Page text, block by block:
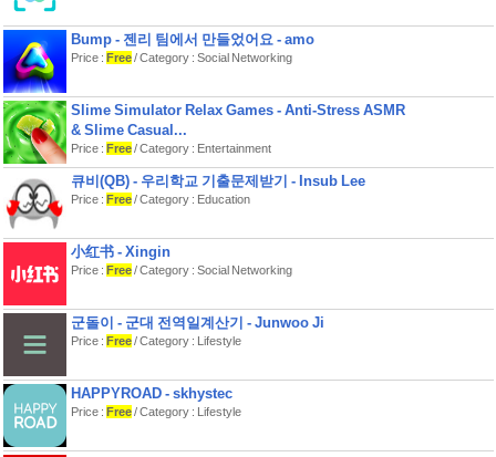
자동적으로 추가됩니다.
-심리학적 간격 효과(spacing effect)를
위해서, 새롭거나 어려운 영단어 플래
나 쉬운 단어는 보다 적게 노출됩니다.
간격 조절 반복 학습법(spaced
의 속도를 높여주게 됩니다.
-효과적인 어휘 암기를 위해서, 인공지
능은 지속적으로 학습의 양과 난이도를
단어의 복습을 권하게 됩니다.
*쉽고 빠르며 깔끔한 기능들*
드 단어장
-수능 단어 학습을 위한 다양한 테스트
단어 매칭, 플래시 카드 뒤집기 등)
Bump - 젠리 팀에서 만들었어요 - amo
Price : Free/ Category : Social Networking
Slime Simulator Relax Games - Anti-Stress ASMR
& Slime Casual...
Price : Free/ Category : Entertainment
큐비(QB) - 우리학교 기출문제받기 - Insub Lee
Price : Free/ Category : Education
小红书 - Xingin
Price : Free/ Category : Social Networking
군돌이 - 군대 전역일계산기 - Junwoo Ji
Price : Free/ Category : Lifestyle
HAPPYROAD - skhystec
Price : Free/ Category : Lifestyle